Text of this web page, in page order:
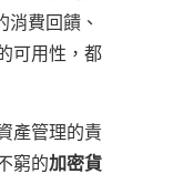
消費回饋、
可用性，都
產管理的責
窮的加密貨